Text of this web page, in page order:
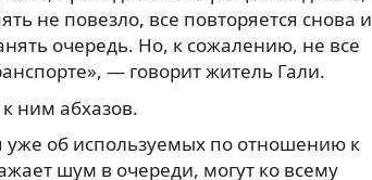
не повезло, все повторяется снова и
очередь. Но, к сожалению, не все
— говорит житель Гали.
ним абхазов.
уже об используемых по отношению к
шум в очереди, могут ко всему